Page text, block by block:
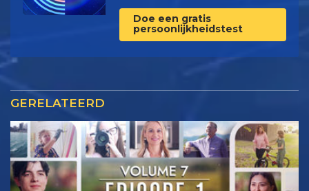
Doe een gratis
persoonlijkheidstest
GERELATEERD